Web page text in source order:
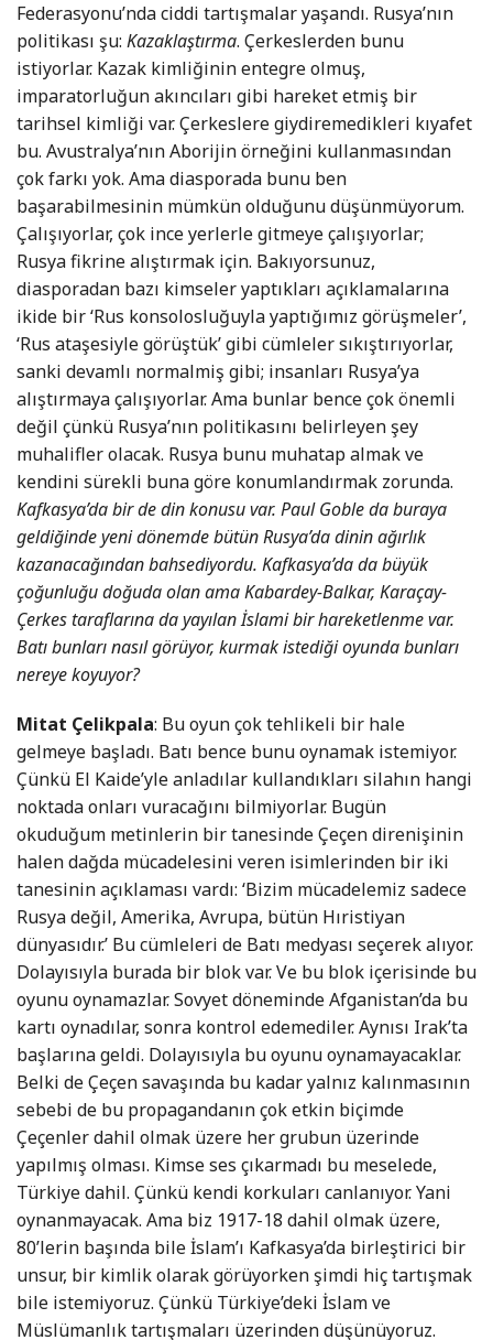
Federasyonu’nda ciddi tartışmalar yaşandı. Rusya’nın
politikası şu: Kazaklaştırma. Çerkeslerden bunu
istiyorlar. Kazak kimliğinin entegre olmuş,
imparatorluğun akıncıları gibi hareket etmiş bir
tarihsel kimliği var. Çerkeslere giydiremedikleri kıyafet
bu. Avustralya’nın Aborijin örneğini kullanmasından
çok farkı yok. Ama diasporada bunu ben
başarabilmesinin mümkün olduğunu düşünmüyorum.
Çalışıyorlar, çok ince yerlerle gitmeye çalışıyorlar;
Rusya fikrine alıştırmak için. Bakıyorsunuz,
diasporadan bazı kimseler yaptıkları açıklamalarına
ikide bir ‘Rus konsolosluğuyla yaptığımız görüşmeler’,
‘Rus ataşesiyle görüştük’ gibi cümleler sıkıştırıyorlar,
sanki devamlı normalmiş gibi; insanları Rusya’ya
alıştırmaya çalışıyorlar. Ama bunlar bence çok önemli
değil çünkü Rusya’nın politikasını belirleyen şey
muhalifler olacak. Rusya bunu muhatap almak ve
kendini sürekli buna göre konumlandırmak zorunda.
Kafkasya’da bir de din konusu var. Paul Goble da buraya
geldiğinde yeni dönemde bütün Rusya’da dinin ağırlık
kazanacağından bahsediyordu. Kafkasya’da da büyük
çoğunluğu doğuda olan ama Kabardey-Balkar, Karaçay-
Çerkes taraflarına da yayılan İslami bir hareketlenme var.
Batı bunları nasıl görüyor, kurmak istediği oyunda bunları
nereye koyuyor?
Mitat Çelikpala: Bu oyun çok tehlikeli bir hale
gelmeye başladı. Batı bence bunu oynamak istemiyor.
Çünkü El Kaide’yle anladılar kullandıkları silahın hangi
noktada onları vuracağını bilmiyorlar. Bugün
okuduğum metinlerin bir tanesinde Çeçen direnişinin
halen dağda mücadelesini veren isimlerinden bir iki
tanesinin açıklaması vardı: ‘Bizim mücadelemiz sadece
Rusya değil, Amerika, Avrupa, bütün Hıristiyan
dünyasıdır.’ Bu cümleleri de Batı medyası seçerek alıyor.
Dolayısıyla burada bir blok var. Ve bu blok içerisinde bu
oyunu oynamazlar. Sovyet döneminde Afganistan’da bu
kartı oynadılar, sonra kontrol edemediler. Aynısı Irak’ta
başlarına geldi. Dolayısıyla bu oyunu oynamayacaklar.
Belki de Çeçen savaşında bu kadar yalnız kalınmasının
sebebi de bu propagandanın çok etkin biçimde
Çeçenler dahil olmak üzere her grubun üzerinde
yapılmış olması. Kimse ses çıkarmadı bu meselede,
Türkiye dahil. Çünkü kendi korkuları canlanıyor. Yani
oynanmayacak. Ama biz 1917-18 dahil olmak üzere,
80’lerin başında bile İslam’ı Kafkasya’da birleştirici bir
unsur, bir kimlik olarak görüyorken şimdi hiç tartışmak
bile istemiyoruz. Çünkü Türkiye’deki İslam ve
Müslümanlık tartışmaları üzerinden düşünüyoruz.